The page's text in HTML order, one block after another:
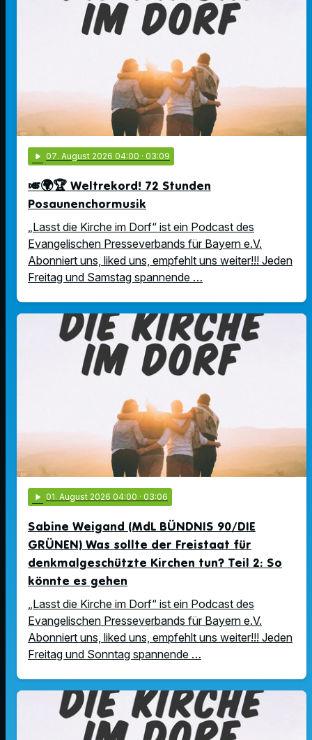
play_arrow 07. August 2026 04:00 · 03:09
🎺🌍🏆 Weltrekord! 72 Stunden
Posaunenchormusik
„Lasst die Kirche im Dorf“ ist ein Podcast des
Evangelischen Presseverbands für Bayern e.V.
Abonniert uns, liked uns, empfehlt uns weiter!!! Jeden
Freitag und Samstag spannende …
play_arrow 01. August 2026 04:00 · 03:06
Sabine Weigand (MdL BÜNDNIS 90/DIE
GRÜNEN) Was sollte der Freistaat für
denkmalgeschützte Kirchen tun? Teil 2: So
könnte es gehen
„Lasst die Kirche im Dorf“ ist ein Podcast des
Evangelischen Presseverbands für Bayern e.V.
Abonniert uns, liked uns, empfehlt uns weiter!!! Jeden
Freitag und Sonntag spannende …